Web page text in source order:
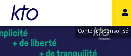
Contenu sponsorisé